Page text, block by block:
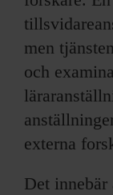
men
och
externa
Det